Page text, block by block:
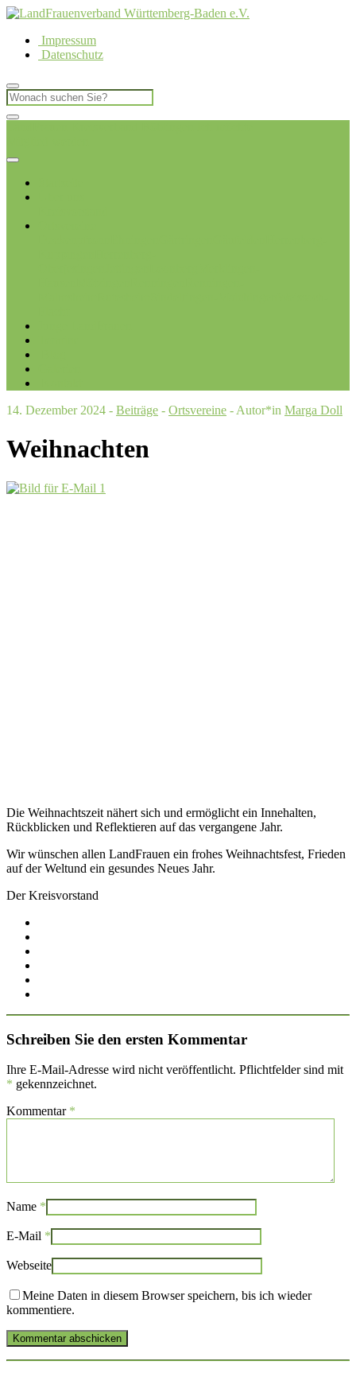
Impressum
Datenschutz
14. Dezember 2024 - Beiträge - Ortsvereine - Autor*in Marga Doll
Weihnachten
Die Weihnachtszeit nähert sich und ermöglicht ein Innehalten,
Rückblicken und Reflektieren auf das vergangene Jahr.
Wir wünschen allen LandFrauen ein frohes Weihnachtsfest, Frieden
auf der Weltund ein gesundes Neues Jahr.
Der Kreisvorstand
Schreiben Sie den ersten Kommentar
Ihre E-Mail-Adresse wird nicht veröffentlicht. Pflichtfelder sind mit
* gekennzeichnet.
Kommentar *
Name *
E-Mail *
Webseite
Meine Daten in diesem Browser speichern, bis ich wieder
kommentiere.
Kommentar abschicken